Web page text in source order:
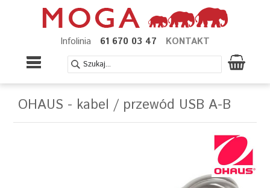
Infolinia 61 670 03 47 KONTAKT
OHAUS - kabel / przewód USB A-B